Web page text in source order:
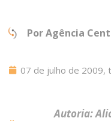
PorAgência
07 de julho de 2009,
Autoria: